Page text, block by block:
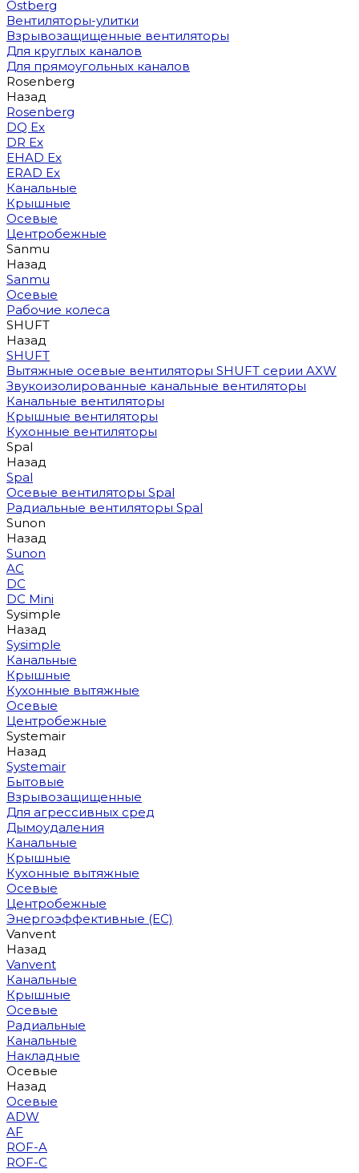
Ostberg
Вентиляторы-улитки
Взрывозащищенные вентиляторы
Для круглых каналов
Для прямоугольных каналов
Rosenberg
Назад
Rosenberg
DQ Ex
DR Ex
EHAD Ex
ERAD Ex
Канальные
Крышные
Осевые
Центробежные
Sanmu
Назад
Sanmu
Осевые
Рабочие колеса
SHUFT
Назад
SHUFT
Вытяжные осевые вентиляторы SHUFT серии AXW
Звукоизолированные канальные вентиляторы
Канальные вентиляторы
Крышные вентиляторы
Кухонные вентиляторы
Spal
Назад
Spal
Осевые вентиляторы Spal
Радиальные вентиляторы Spal
Sunon
Назад
Sunon
AC
DC
DC Mini
Sysimple
Назад
Sysimple
Канальные
Крышные
Кухонные вытяжные
Осевые
Центробежные
Systemair
Назад
Systemair
Бытовые
Взрывозащищенные
Для агрессивных сред
Дымоудаления
Канальные
Крышные
Кухонные вытяжные
Осевые
Центробежные
Энергоэффективные (EC)
Vanvent
Назад
Vanvent
Канальные
Крышные
Осевые
Радиальные
Канальные
Накладные
Осевые
Назад
Осевые
ADW
AF
ROF-A
ROF-C